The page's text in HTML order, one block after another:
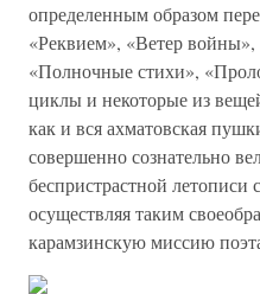
определенным образом
«Реквием», «Ветер
«Полночные стихи»,
циклы и некоторые из
как и вся ахматовская
совершенно сознательно
беспристрастной
осуществляя таким
карамзинскую миссию